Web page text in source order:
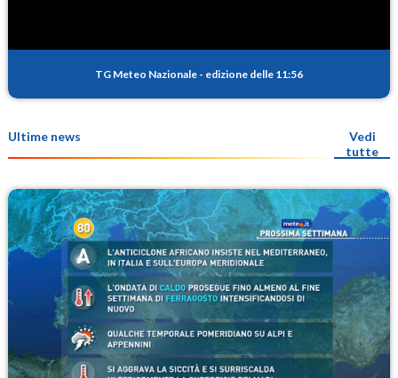
TG Meteo Nazionale - edizione delle 11:56
Ultime news
Vedi
tutte